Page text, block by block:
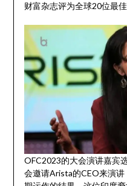
财富杂志评为全球20位最佳
OFC2023的大会演讲嘉宾
会邀请Arista的CEO来演